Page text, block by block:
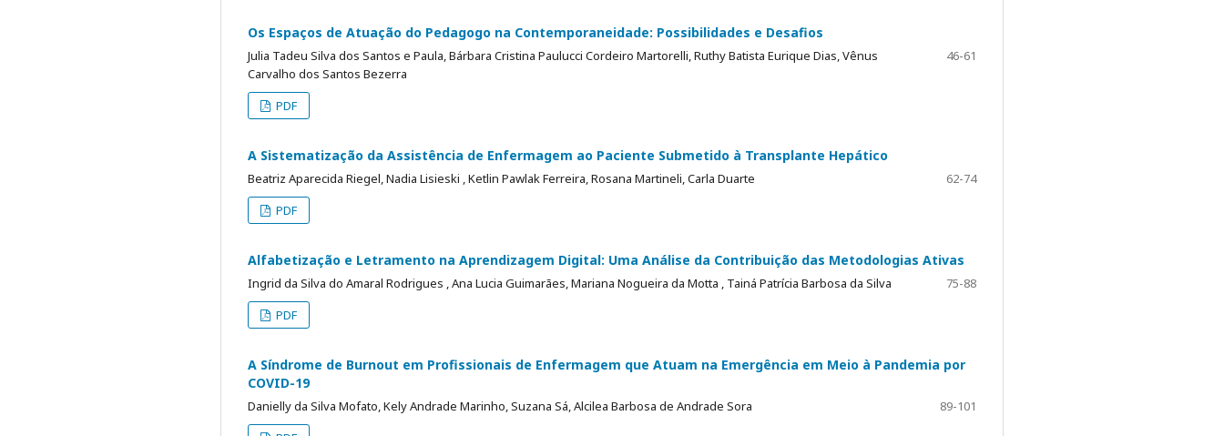
Os Espaços de Atuação do Pedagogo na Contemporaneidade: Possibilidades e Desafios
Julia Tadeu Silva dos Santos e Paula, Bárbara Cristina Paulucci Cordeiro Martorelli, Ruthy Batista Eurique Dias, Vênus
Carvalho dos Santos Bezerra
46-61
PDF
A Sistematização da Assistência de Enfermagem ao Paciente Submetido à Transplante Hepático
Beatriz Aparecida Riegel, Nadia Lisieski , Ketlin Pawlak Ferreira, Rosana Martineli, Carla Duarte
62-74
PDF
Alfabetização e Letramento na Aprendizagem Digital: Uma Análise da Contribuição das Metodologias Ativas
Ingrid da Silva do Amaral Rodrigues , Ana Lucia Guimarães, Mariana Nogueira da Motta , Tainá Patrícia Barbosa da Silva
75-88
PDF
A Síndrome de Burnout em Profissionais de Enfermagem que Atuam na Emergência em Meio à Pandemia por
COVID-19
Danielly da Silva Mofato, Kely Andrade Marinho, Suzana Sá, Alcilea Barbosa de Andrade Sora
89-101